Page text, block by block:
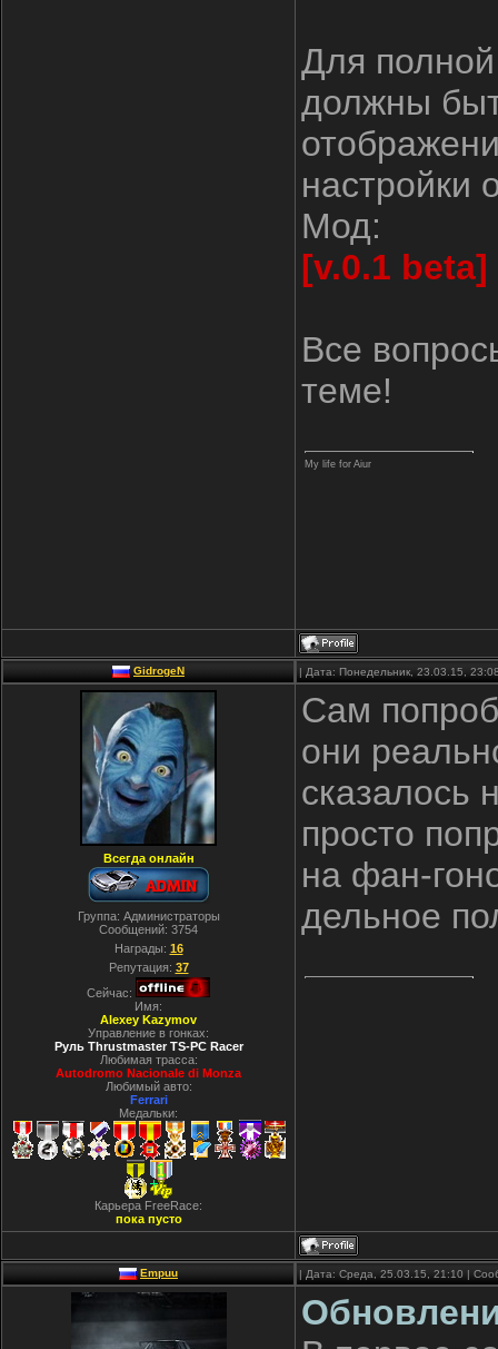
Для
должны
настройки
Мод:
[v.0.1 beta]
Все
теме!
My life for Aiur
GidrogeN | Дата: Понедельник, 23.03.15,
Всегда онлайн
Группа: Администраторы
Сообщений: 3754
Награды: 16
Репутация: 37
Сейчас:
Имя:
Alexey Kazymov
Управление в гонках:
Руль Thrustmaster TS-PC Racer
Любимая трасса:
Autodromo Nacionale di Monza
Любимый авто:
Ferrari
Медальки:
Карьера FreeRace:
пока пусто
Сам
они
сказалось
просто
на фан-
дельное
Empuu | Дата: Среда, 25.03.15, 21:10 |